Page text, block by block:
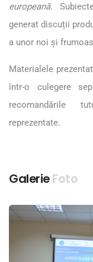
europeană.
generat discuții
a unor noi și
Materialele
într-o culegere
recomandările
reprezentate.
GalerieFoto